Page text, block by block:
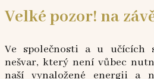
Velké pozor! na
Ve společnosti a u učících
nešvar, který není vůbec
naší vynaložené energii a